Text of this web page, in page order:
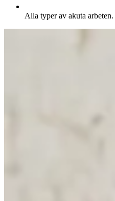
Alla typer av akuta arbeten.